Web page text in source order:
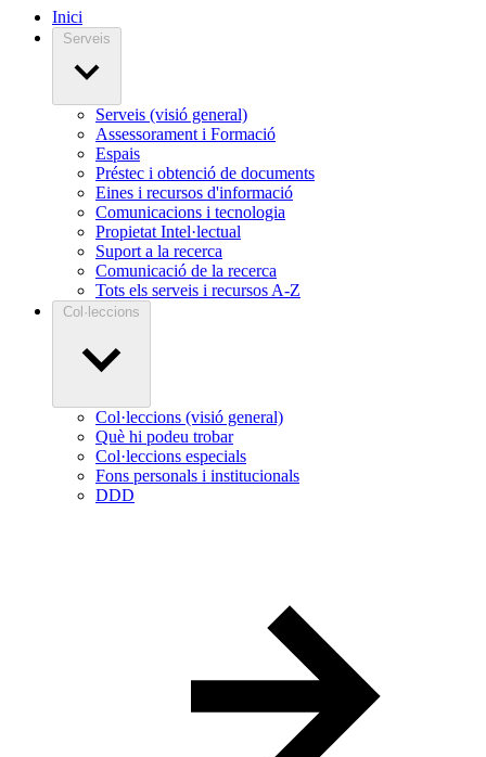
Inici
Serveis
Serveis (visió general)
Assessorament i Formació
Espais
Préstec i obtenció de documents
Eines i recursos d'informació
Comunicacions i tecnologia
Propietat Intel·lectual
Suport a la recerca
Comunicació de la recerca
Tots els serveis i recursos A-Z
Col·leccions
Col·leccions (visió general)
Què hi podeu trobar
Col·leccions especials
Fons personals i institucionals
DDD